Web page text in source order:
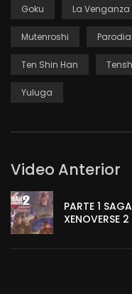
Goku La Venganza
Mutenroshi Parodia
Ten Shin Han
Yuluga
Video Anterior
PARTE 1
XENOVERSE